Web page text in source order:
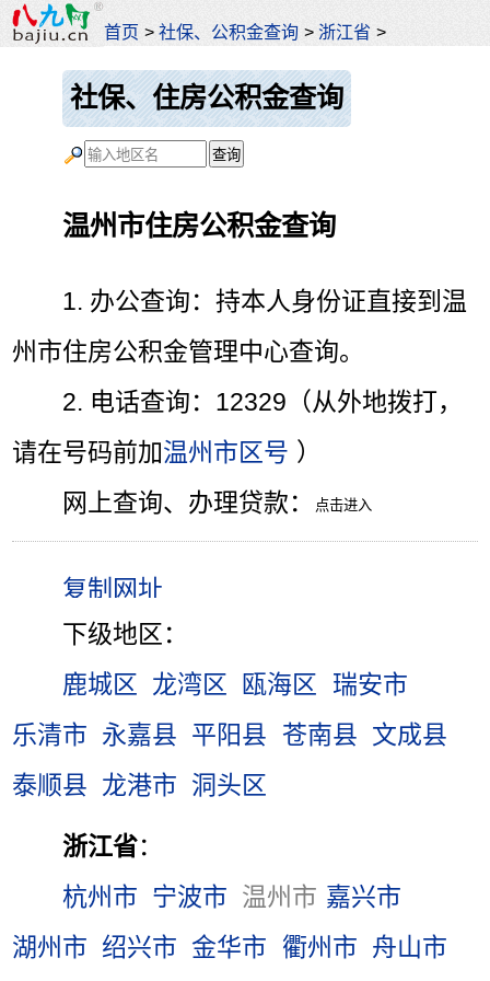
首页 >社保、公积金查询 > 浙江省 >
社保、住房公积金查询
温州市住房公积金查询
1. 办公查询：持本人身份证直接到温
州市住房公积金管理中心查询。
2. 电话查询：12329（从外地拨打，
请在号码前加温州市区号 ）
网上查询、办理贷款：
下级地区：
鹿城区 龙湾区 瓯海区
瑞安市
乐清市 永嘉县 平阳县 苍南县 文成县
泰顺县 龙港市 洞头区
浙江省：
杭州市 宁波市 温州市 嘉兴市
湖州市 绍兴市 金华市 衢州市 舟山市